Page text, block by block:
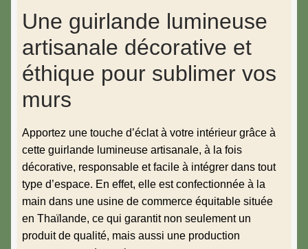
Une guirlande lumineuse
artisanale décorative et
éthique pour sublimer vos
murs
Apportez une touche d’éclat à votre intérieur grâce à
cette guirlande lumineuse artisanale, à la fois
décorative, responsable et facile à intégrer dans tout
type d’espace. En effet, elle est confectionnée à la
main dans une usine de commerce équitable située
en Thaïlande, ce qui garantit non seulement un
produit de qualité, mais aussi une production